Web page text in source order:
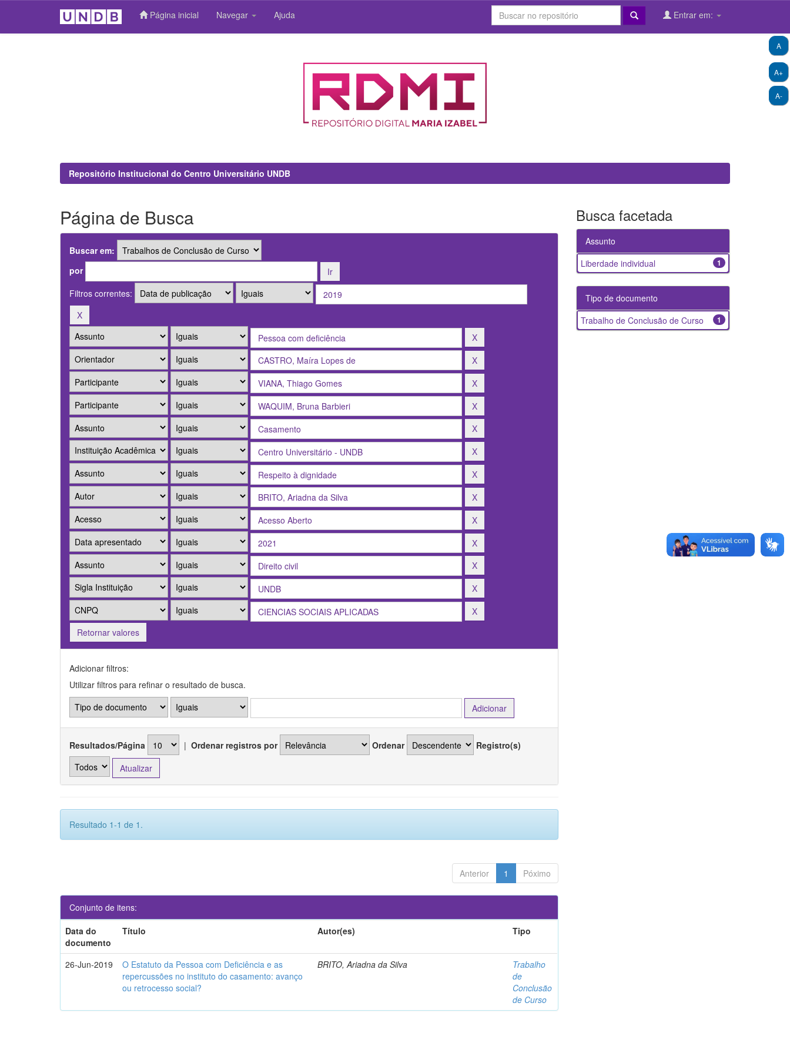
Página inicial Navegar Ajuda Entrar em:
A+
A-
A
Repositório Institucional do Centro Universitário UNDB
Página de Busca
Buscar em:
por
Filtros correntes:
Retornar valores
Adicionar filtros:
Utilizar filtros para refinar o resultado de busca.
Resultados/Página | Ordenar registros por Ordenar Registro(s)
Resultado 1-1 de 1.
Anterior 1 Póximo
Conjunto de itens:
Data do
documento
Título Autor(es) Tipo
26-Jun-2019
O Estatuto da Pessoa com Deficiência e as
repercussões no instituto do casamento: avanço
ou retrocesso social?
BRITO, Ariadna da Silva
Trabalho
de
Conclusão
de Curso
Busca facetada
Assunto
1
Liberdade individual
Tipo de documento
1
Trabalho de Conclusão de Curso